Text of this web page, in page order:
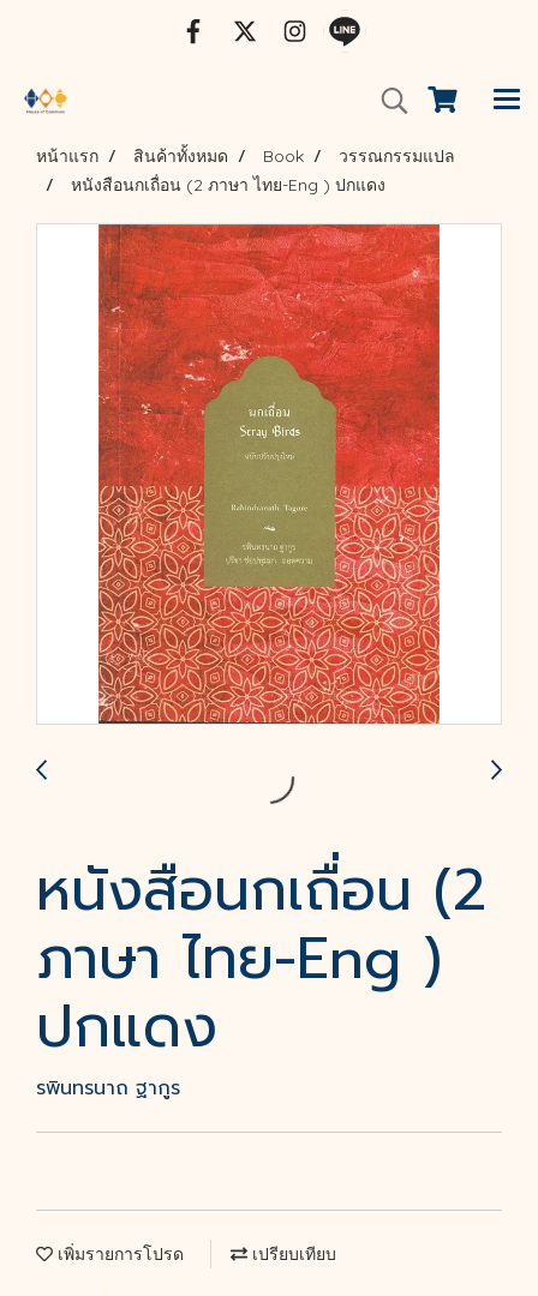
หน้าแรก สินค้าทั้งหมด Book
วรรณกรรมแปล
หนังสือนกเถื่อน (2 ภาษา ไทย-Eng ) ปกแดง
หนังสือนกเถื่อน (2
ภาษา ไทย-Eng )
ปกแดง
รพินทรนาถ ฐากูร
เพิ่มรายการโปรด เปรียบเทียบ